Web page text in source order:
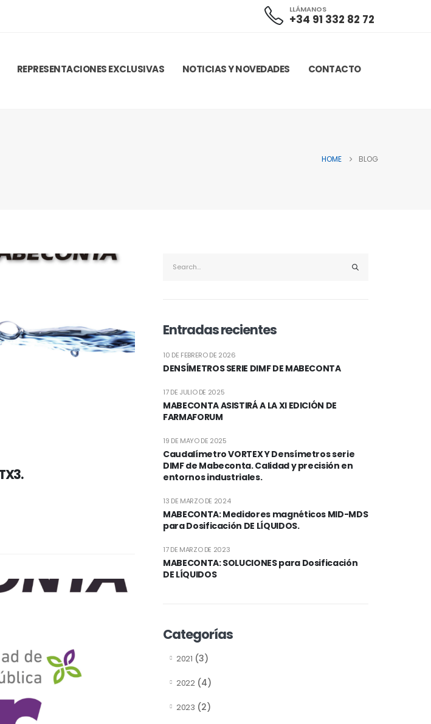
LLÁMANOS
+34 91 332 82 72
REPRESENTACIONES EXCLUSIVAS NOTICIAS Y NOVEDADES CONTACTO
HOME BLOG
Entradas recientes
DENSÍMETROS SERIE DIMF DE MABECONTA
10 DE FEBRERO DE 2026
MABECONTA ASISTIRÁ A LA XI EDICIÓN DE
FARMAFORUM
17 DE JULIO DE 2025
Caudalímetro VORTEX Y Densímetros serie
DIMF de Mabeconta. Calidad y precisión en
entornos industriales.
19 DE MAYO DE 2025
MABECONTA: Medidores magnéticos MID-MDS
para Dosificación DE LÍQUIDOS.
13 DE MARZO DE 2024
MABECONTA: SOLUCIONES para Dosificación
DE LÍQUIDOS
17 DE MARZO DE 2023
Categorías
2021 (3)
2022(4)
2023 (2)